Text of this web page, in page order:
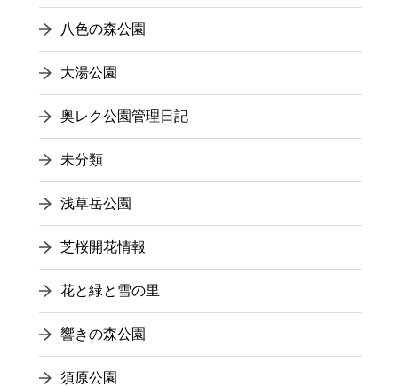
八色の森公園
大湯公園
奥レク公園管理日記
未分類
浅草岳公園
芝桜開花情報
花と緑と雪の里
響きの森公園
須原公園